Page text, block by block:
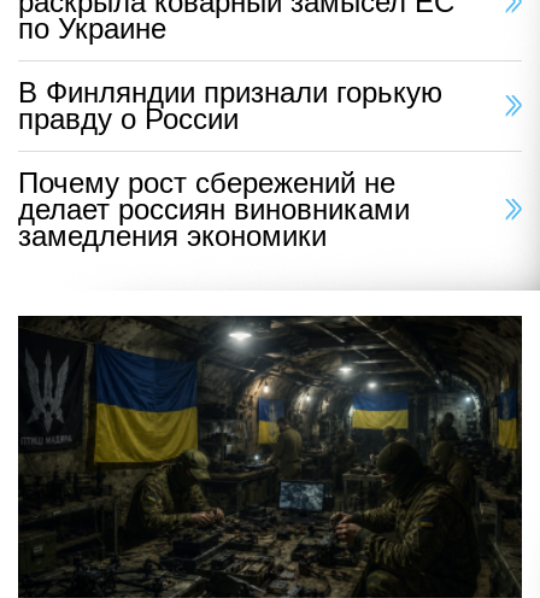
по Украине
В Финляндии признали горькую
правду о России
Почему рост сбережений не
делает россиян виновниками
замедления экономики